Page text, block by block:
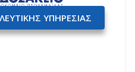
ΥΠΗΡΕΣΙΑΣ